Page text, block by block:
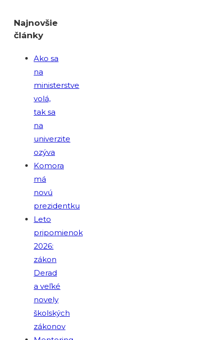
Najnovšie
články
Ako sa
na
ministerstve
volá,
tak sa
na
univerzite
ozýva
Komora
má
novú
prezidentku
Leto
pripomienok
2026:
zákon
Derad
a veľké
novely
školských
zákonov